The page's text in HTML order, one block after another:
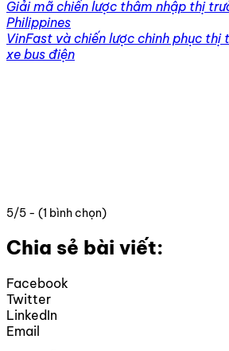
Giải mã chiến lược thâm nhập thị
Philippines
VinFast và chiến lược chinh phục thị
xe bus điện
5/5 - (1 bình chọn)
Chia sẻ bài viết:
Facebook
Twitter
LinkedIn
Email